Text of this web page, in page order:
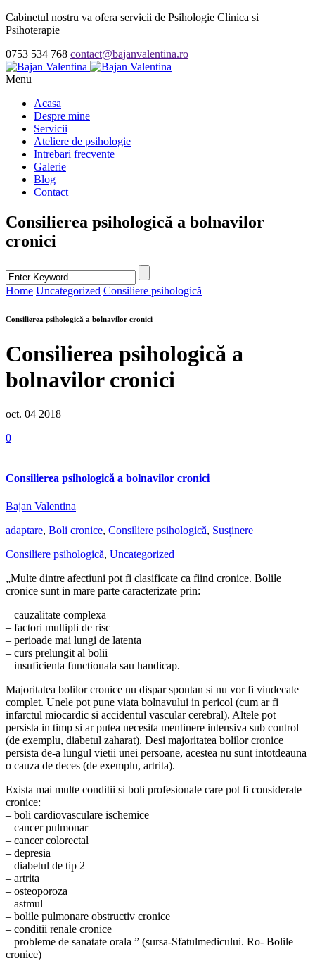
Cabinetul nostru va ofera servicii de Psihologie Clinica si
Psihoterapie
0753 534 768 contact@bajanvalentina.ro
Menu
Acasa
Despre mine
Servicii
Ateliere de psihologie
Intrebari frecvente
Galerie
Blog
Contact
Consilierea psihologică a bolnavilor
cronici
Home Uncategorized Consiliere psihologică
Consilierea psihologică a bolnavilor cronici
Consilierea psihologică a
bolnavilor cronici
oct. 04 2018
0
Consilierea psihologică a bolnavilor cronici
Bajan Valentina
adaptare, Boli cronice, Consiliere psihologică, Susținere
Consiliere psihologică, Uncategorized
„Multe dintre afectiuni pot fi clasificate ca fiind cronice. Bolile
cronice sunt in mare parte caracterizate prin:
– cauzalitate complexa
– factori multipli de risc
– perioade mai lungi de latenta
– curs prelungit al bolii
– insuficienta functionala sau handicap.
Majoritatea bolilor cronice nu dispar spontan si nu vor fi vindecate
complet. Unele pot pune viata bolnavului in pericol (cum ar fi
infarctul miocardic si accidentul vascular cerebral). Altele pot
persista in timp si ar putea necesita mentinere intensiva sub control
(de exemplu, diabetul zaharat). Desi majoritatea bolilor cronice
persista de-a lungul vietii unei persoane, acestea nu sunt intotdeauna
o cauza de deces (de exemplu, artrita).
Exista mai multe conditii si boli profesionale care pot fi considerate
cronice:
– boli cardiovasculare ischemice
– cancer pulmonar
– cancer colorectal
– depresia
– diabetul de tip 2
– artrita
– osteoporoza
– astmul
– bolile pulmonare obstructiv cronice
– conditii renale cronice
– probleme de sanatate orala ” (sursa-Sfatulmedicului. Ro- Bolile
cronice)